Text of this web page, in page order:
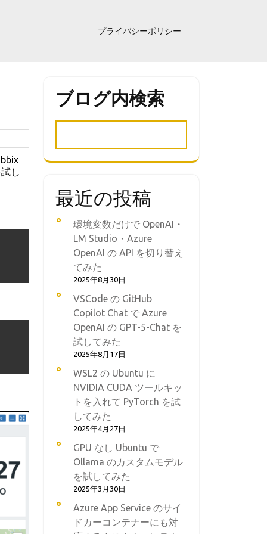
プライバシーポリシー
し
ブログ内検索
最近の投稿
環境変数だけで OpenAI・
LM Studio・Azure
OpenAI の API を切り替え
てみた
2025年8月30日
VSCode の GitHub
Copilot Chat で Azure
OpenAI の GPT-5-Chat を
試してみた
2025年8月17日
WSL2 の Ubuntu に
NVIDIA CUDA ツールキッ
トを入れて PyTorch を試
してみた
2025年4月27日
GPU なし Ubuntu で
Ollama のカスタムモデル
を試してみた
2025年3月30日
Azure App Service のサイ
ドカーコンテナーにも対